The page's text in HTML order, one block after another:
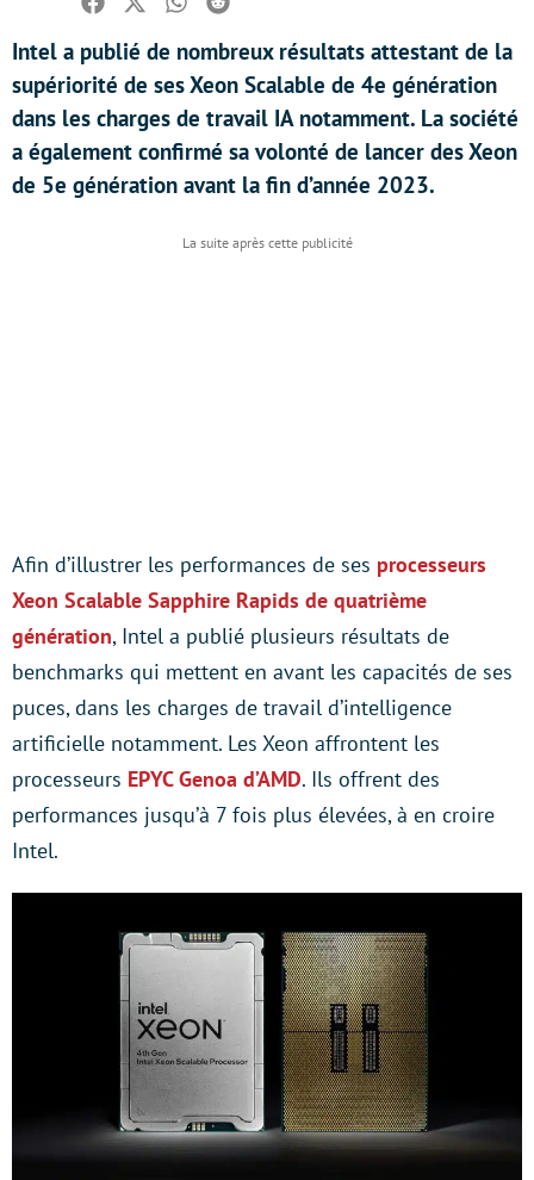
Facebook
TwitterWhatsapp
Reddit
Intel a publié de nombreux résultats attestant de la
supériorité de ses Xeon Scalable de 4e génération
dans les charges de travail IA notamment. La société
a également confirmé sa volonté de lancer des Xeon
de 5e génération avant la fin d’année 2023.
Afin d’illustrer les performances de ses processeurs
Xeon Scalable Sapphire Rapids de quatrième
génération, Intel a publié plusieurs résultats de
benchmarks qui mettent en avant les capacités de ses
puces, dans les charges de travail d’intelligence
artificielle notamment. Les Xeon affrontent les
processeurs EPYC Genoa d’AMD. Ils offrent des
performances jusqu’à 7 fois plus élevées, à en croire
Intel.